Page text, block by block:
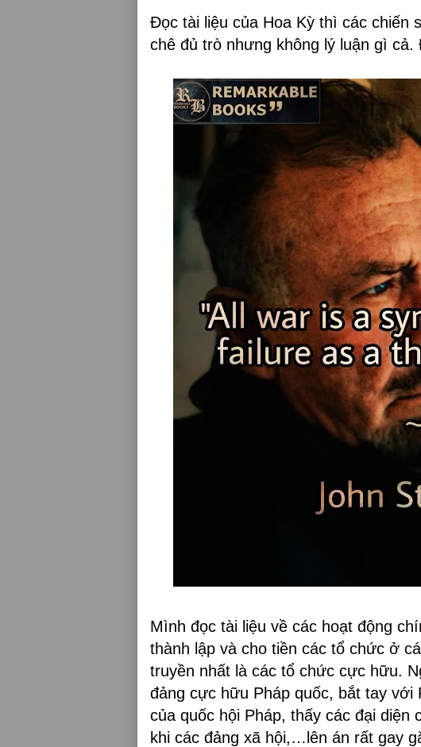
Đọc tài liệu của Hoa Kỳ thì các chiến
chê đủ trò nhưng không lý luận gì
Mình đọc tài liệu về các hoạt động
thành lập và cho tiền các tổ chức ở
truyền nhất là các tổ chức cực hữu.
đảng cực hữu Pháp quốc, bắt tay với
của quốc hội Pháp, thấy các đại
khi các đảng xã hội,…lên án rất gay